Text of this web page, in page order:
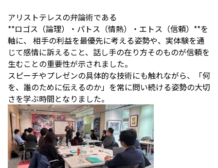
アリストテレスの弁論術である
**ロゴス（論理）・パトス（情熱）・エトス（信頼）**を
軸に、 相手の利益を最優先に考える姿勢や、実体験を通
じて感情に訴えること、話し手の在り方そのものが信頼を
生むことの重要性が示されました。
スピーチやプレゼンの具体的な技術にも触れながら、「何
を、誰のために伝えるのか」を常に問い続ける姿勢の大切
さを学ぶ時間となりました。